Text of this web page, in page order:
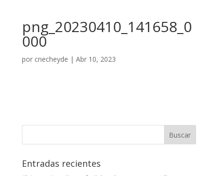
png_20230410_141658_0
000
por cnecheyde | Abr 10, 2023
Entradas recientes